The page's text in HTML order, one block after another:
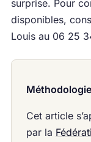
surprise. Pour
disponibles,
Louis au 06 25
Méthodologie
Cet article
par la